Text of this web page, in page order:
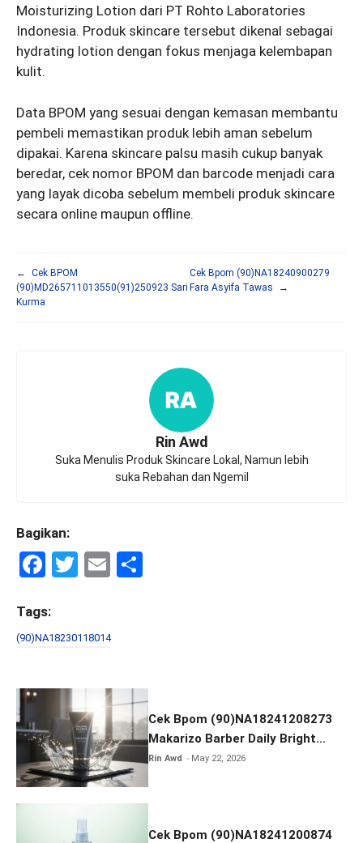
Moisturizing Lotion dari PT Rohto Laboratories
Indonesia. Produk skincare tersebut dikenal sebagai
hydrating lotion dengan fokus menjaga kelembapan
kulit.
Data BPOM yang sesuai dengan kemasan membantu
pembeli memastikan produk lebih aman sebelum
dipakai. Karena skincare palsu masih cukup banyak
beredar, cek nomor BPOM dan barcode menjadi cara
yang layak dicoba sebelum membeli produk skincare
secara online maupun offline.
←
Cek BPOM
(90)MD265711013550(91)250923 Sari
Kurma
Cek Bpom (90)NA18240900279
Fara Asyifa Tawas
→
Rin Awd
Suka Menulis Produk Skincare Lokal, Namun lebih
suka Rebahan dan Ngemil
Bagikan:
F
ce
b
o
k
T
er
E
Tags:
(90)NA18230118014
Cek Bpom (90)NA18241208273
Makarizo Barber Daily Bright
Radiance Face Wash
Rin Awd May 22, 2026
Cek Bpom (90)NA18241200874